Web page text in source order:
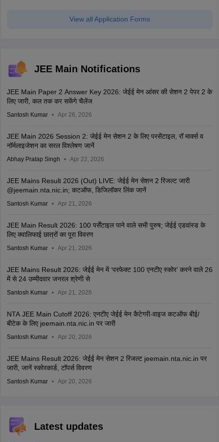
View all Application Forms
JEE Main Notifications
JEE Main Paper 2 Answer Key 2026: जेईई मेन आंसर की सेशन 2 पेपर 2 के
लिए जारी, कल तक कर सकेंगे चैलेंज
Santosh Kumar Apr 26, 2026
JEE Main 2026 Session 2: जेईई मेन सेशन 2 के लिए परसेंटाइल, रॉ मार्क्स व
नॉर्मलाइजेशन का सरल विश्लेषण जानें
Abhay Pratap Singh Apr 22, 2026
JEE Mains Result 2026 (Out) LIVE: जेईई मेन सेशन 2 रिजल्ट जारी
@jeemain.nta.nic.in; कटऑफ, डिजिलॉकर लिंक जानें
Santosh Kumar Apr 21, 2026
JEE Main Result 2026: 100 पर्सेंटाइल पाने वाले सभी पुरुष; जेईई एडवांस्ड के
लिए क्वालिफाई छात्रों का पूरा विवरण
Santosh Kumar Apr 21, 2026
JEE Mains Result 2026: जेईई मेन में ‘परफेक्ट 100 एनटीए स्कोर’ करने वाले 26
में से 24 उम्मीदवार जनरल श्रेणी से
Santosh Kumar Apr 21, 2026
NTA JEE Main Cutoff 2026: एनटीए जेईई मेन कैटेगरी-वाइज कटऑफ बीई/
बीटेक के लिए jeemain.nta.nic.in पर जारी
Santosh Kumar Apr 20, 2026
JEE Mains Result 2026: जेईई मेन सेशन 2 रिजल्ट jeemain.nta.nic.in पर
जारी, जानें स्कोरकार्ड, टॉपर्स विवरण
Santosh Kumar Apr 20, 2026
Latest updates